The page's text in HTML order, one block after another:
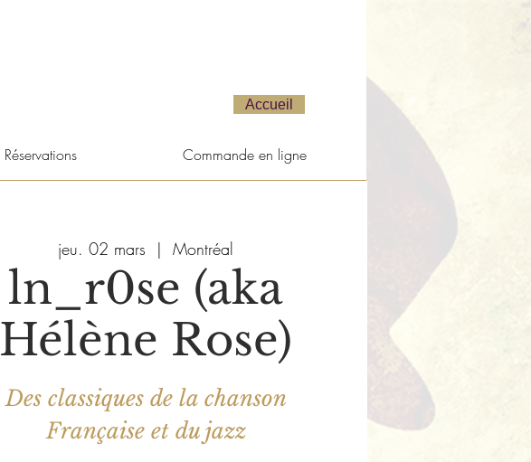
Accueil
Réservations Commande en ligne
jeu. 02 mars
  |
Montréal
ln_r0se (aka
Hélène Rose)
Des classiques de la chanson
Française et du jazz